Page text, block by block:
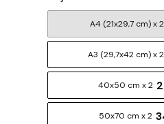
A4 (21x29,7 cm) x 2
A3 (29,7x42 cm) x 2
40x50 cm x 2
50x70 cm x 2